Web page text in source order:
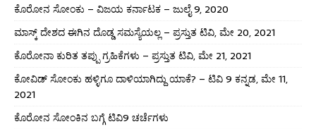
ಕೊರೋನ ಸೋಂಕು – ವಿಜಯ ಕರ್ನಾಟಕ – ಜುಲೈ 9, 2020
ಮಾಸ್ಕ್ ದೇಶದ ಈಗಿನ ದೊಡ್ಡ ಸಮಸ್ಯೆಯಲ್ಲ – ಪ್ರಸ್ತುತ ಟಿವಿ, ಮೇ 20, 2021
ಕೊರೋನಾ ಕುರಿತ ತಪ್ಪು ಗ್ರಹಿಕೆಗಳು – ಪ್ರಸ್ತುತ ಟಿವಿ, ಮೇ 21, 2021
ಕೋವಿಡ್ ಸೋಂಕು ಹಳ್ಳಿಗೂ ದಾಳಿಯಾಗಿದ್ದು ಯಾಕೆ? – ಟಿವಿ 9 ಕನ್ನಡ, ಮೇ 11,
2021
ಕೊರೋನ ಸೋಂಕಿನ ಬಗ್ಗೆ ಟಿವಿ9 ಚರ್ಚೆಗಳು